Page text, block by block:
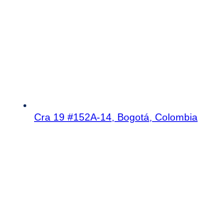
Cra 19 #152A-14, Bogotá, Colombia